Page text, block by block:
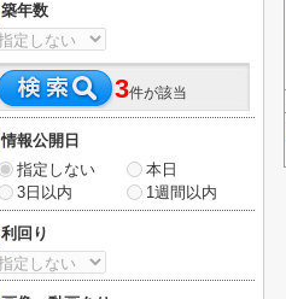
築年数
3件が該当
情報公開日
指定しない
本日
3日以内
1週間以内
利回り